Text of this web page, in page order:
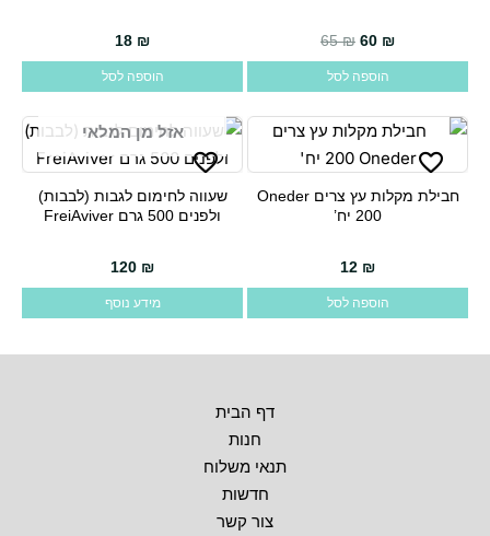
65₪ 60 ₪
הוספה לסל
18 ₪
הוספה לסל
חבילת מקלות עץ צרים Oneder
12 ₪
הוספה לסל
אזל מן המלאי
שעווה לחימום לגבות (לבבות)
ולפנים 500 גרם FreiAviver
120 ₪
מידע נוסף
דף הבית
חנות
תנאי משלוח
חדשות
צור קשר